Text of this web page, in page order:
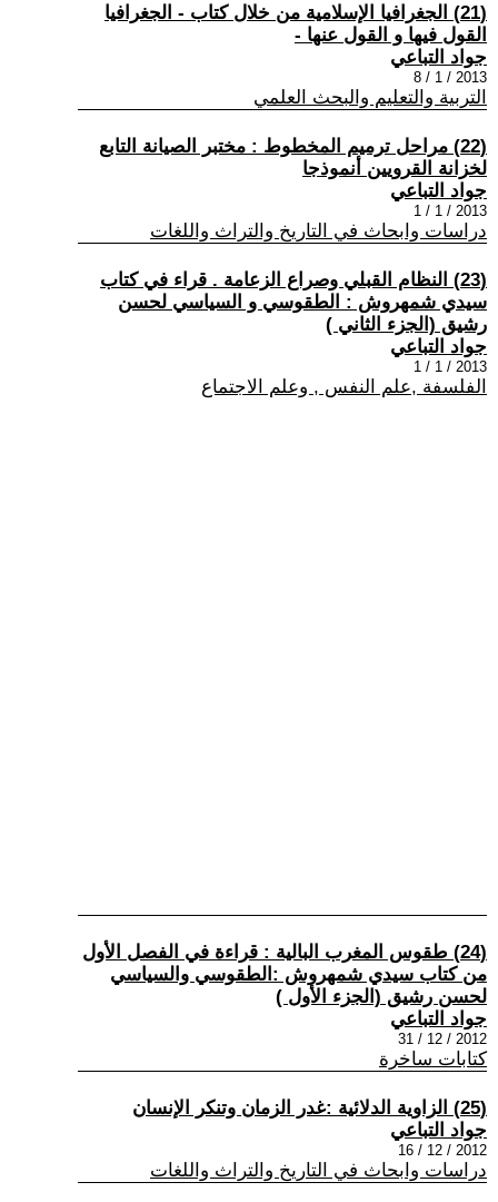
(21) الجغرافيا الإسلامية من خلال كتاب - الجغرافيا
القول فيها و القول عنها -
جواد التباعي
2013 / 1 / 8
التربية والتعليم والبحث العلمي
(22) مراحل ترميم المخطوط : مختبر الصيانة التابع
لخزانة القرويين أنموذجا
جواد التباعي
2013 / 1 / 1
دراسات وابحاث في التاريخ والتراث واللغات
(23) النظام القبلي وصراع الزعامة . قراء في كتاب
سيدي شمهروش : الطقوسي و السياسي لحسن
رشيق (الجزء الثاني )
جواد التباعي
2013 / 1 / 1
الفلسفة ,علم النفس , وعلم الاجتماع
(24) طقوس المغرب البالية : قراءة في الفصل الأول
من كتاب سيدي شمهروش :الطقوسي والسياسي
لحسن رشيق (الجزء الأول )
جواد التباعي
2012 / 12 / 31
كتابات ساخرة
(25) الزاوية الدلائية :غدر الزمان وتنكر الإنسان
جواد التباعي
2012 / 12 / 16
دراسات وابحاث في التاريخ والتراث واللغات